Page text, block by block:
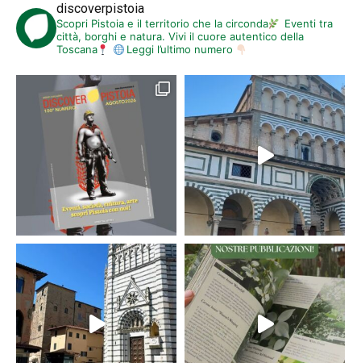
discoverpistoia
Scopri Pistoia e il territorio che la circonda
Eventi tra
città, borghi e natura. Vivi il cuore autentico della
Toscana
Leggi l’ultimo numero